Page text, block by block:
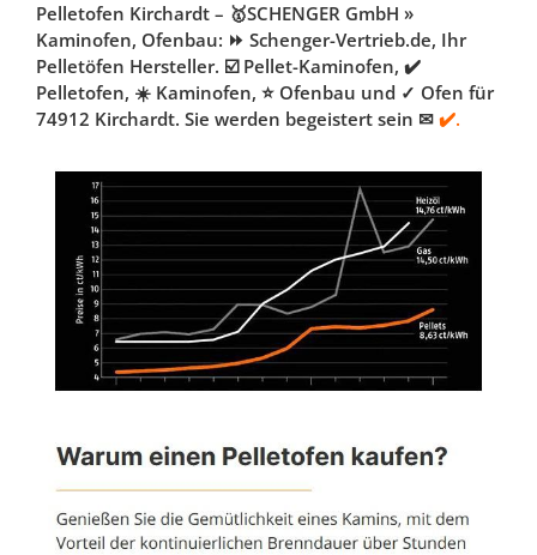
Pelletofen Kirchardt – 🥇SCHENGER GmbH »
Kaminofen, Ofenbau: ⏩ Schenger-Vertrieb.de, Ihr
Pelletöfen Hersteller. ☑️ Pellet-Kaminofen, ✔️
Pelletofen, ☀️ Kaminofen, ⭐ Ofenbau und ✓ Ofen für
74912 Kirchardt. Sie werden begeistert sein ✉ ✔️.